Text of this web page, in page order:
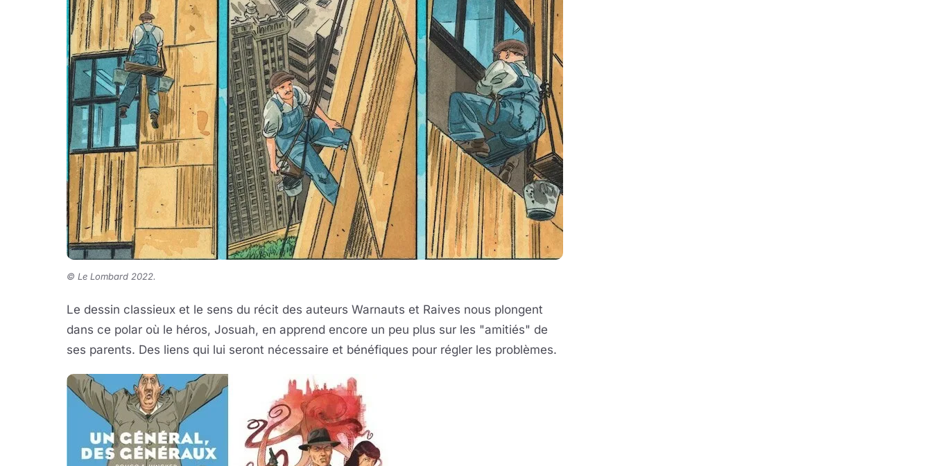
© Le Lombard 2022.
Le dessin classieux et le sens du récit des auteurs Warnauts et Raives nous plongent
dans ce polar où le héros, Josuah, en apprend encore un peu plus sur les "amitiés" de
ses parents. Des liens qui lui seront nécessaire et bénéfiques pour régler les problèmes.